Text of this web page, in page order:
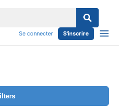
Se connecter S'inscrire